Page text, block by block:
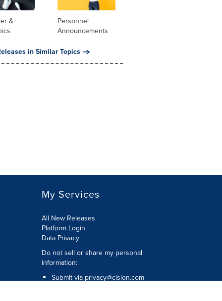
&
Personnel
Announcements
in Similar Topics
My Services
All New Releases
Platform Login
Data Privacy
Do not sell or share my personal
information:
Submit via privacy@cision.com